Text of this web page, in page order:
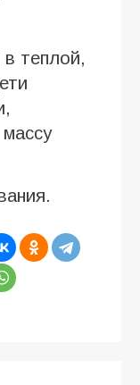
теплой,